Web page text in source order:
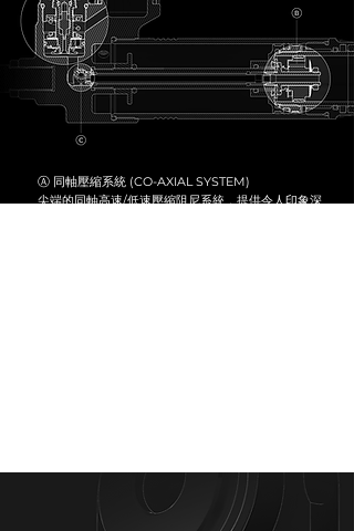
Ⓐ 同軸壓縮系統 (CO-AXIAL SYSTEM)
尖端的同軸高速/低速壓縮阻尼系統，提供令人印象深